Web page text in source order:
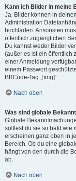
Kann ich Bilder in meine
Ja, Bilder können in
Administration
hochladen. Ansonsten
öffentlich zugänglichen
Du kannst weder Bilder
(außer es ist ein öffentlich
einer Anmeldung
einem Passwort
BBCode-Tag „[img]“.
Nach oben
Was sind globale
Globale
solltest du sie so bald wie
erscheinen ganz oben in
Bereich. Ob du eine
hängt von den durch die
ab.
Nach oben